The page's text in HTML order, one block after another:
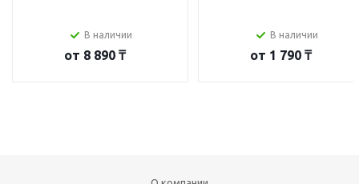
В наличии
от 8 890 ₸
В наличии
от 1 790 ₸